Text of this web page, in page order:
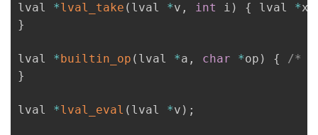
lval *lval_take ( lval *v , int i ) { lval *x
}
lval *builtin_op ( lval *a , char *op ) {
/*
}
lval *lval_eval ( lval *v ) ;